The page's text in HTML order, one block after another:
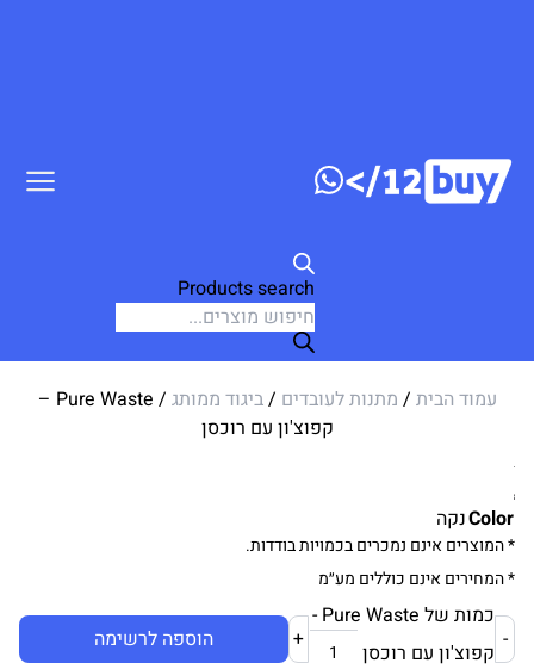
Products search
עמוד הבית / מתנות לעובדים /ביגוד ממותג
/ Pure Waste –
קפוצ'ון עם רוכסן
Colorנקה
* המוצרים אינם נמכרים בכמויות בודדות.
* המחירים אינם כוללים מע״מ
-
כמות של Pure Waste -
קפוצ'ון עם רוכסן
+ הוספה לרשימה